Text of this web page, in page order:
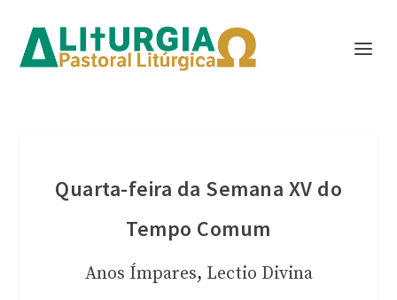
Quarta-feira da Semana XV do
Tempo Comum
Anos Ímpares, Lectio Divina